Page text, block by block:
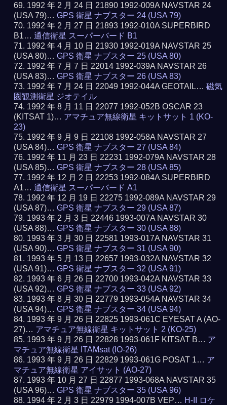
1992 年 2 月 24 日 21890 1992-009A NAVSTAR 24
(USA 79)…GPS 衛星 ナブスター 24 (USA 79)
1992 年 2 月 27 日 21893 1992-010A SUPERBIRD
B1…通信衛星 スーパーバード B1
1992 年 4 月 10 日 21930 1992-019A NAVSTAR 25
(USA 80)…GPS 衛星 ナブスター 25 (USA 80)
1992 年 7 月 7 日 22014 1992-039A NAVSTAR 26
(USA 83)…GPS 衛星 ナブスター 26 (USA 83)
1992 年 7 月 24 日 22049 1992-044A GEOTAIL…磁気
圏観測衛星 ジオテイル
1992 年 8 月 11 日 22077 1992-052B OSCAR 23
(KITSAT 1)… アマチュア無線衛星 キットサット 1 (KO-
23)
1992 年 9 月 9 日 22108 1992-058A NAVSTAR 27
(USA 84)…GPS 衛星 ナブスター 27 (USA 84)
1992 年 11 月 23 日 22231 1992-079A NAVSTAR 28
(USA 85)…GPS 衛星 ナブスター 28 (USA 85)
1992 年 12 月 2 日 22253 1992-084A SUPERBIRD
A1…通信衛星 スーパーバード A1
1992 年 12 月 19 日 22275 1992-089A NAVSTAR 29
(USA 87)…GPS 衛星 ナブスター 29 (USA 87)
1993 年 2 月 3 日 22446 1993-007A NAVSTAR 30
(USA 88)…GPS 衛星 ナブスター 30 (USA 88)
1993 年 3 月 30 日 22581 1993-017A NAVSTAR 31
(USA 90)…GPS 衛星 ナブスター 31 (USA 90)
1993 年 5 月 13 日 22657 1993-032A NAVSTAR 32
(USA 91)…GPS 衛星 ナブスター 32 (USA 91)
1993 年 6 月 26 日 22700 1993-042A NAVSTAR 33
(USA 92)…GPS 衛星 ナブスター 33 (USA 92)
1993 年 8 月 30 日 22779 1993-054A NAVSTAR 34
(USA 94)…GPS 衛星 ナブスター 34 (USA 94)
1993 年 9 月 26 日 22825 1993-061C EYESAT A (AO-
27)… アマチュア無線衛星 キットサット 2 (KO-25)
1993 年 9 月 26 日 22828 1993-061F KITSAT B… ア
マチュア無線衛星 ITAMsat (IO-26)
1993 年 9 月 26 日 22829 1993-061G POSAT 1… ア
マチュア無線衛星 アイサット (AO-27)
1993 年 10 月 27 日 22877 1993-068A NAVSTAR 35
(USA 96)…GPS 衛星 ナブスター 35 (USA 96)
1994 年 2 月 3 日 22979 1994-007B VEP… H-II ロケ